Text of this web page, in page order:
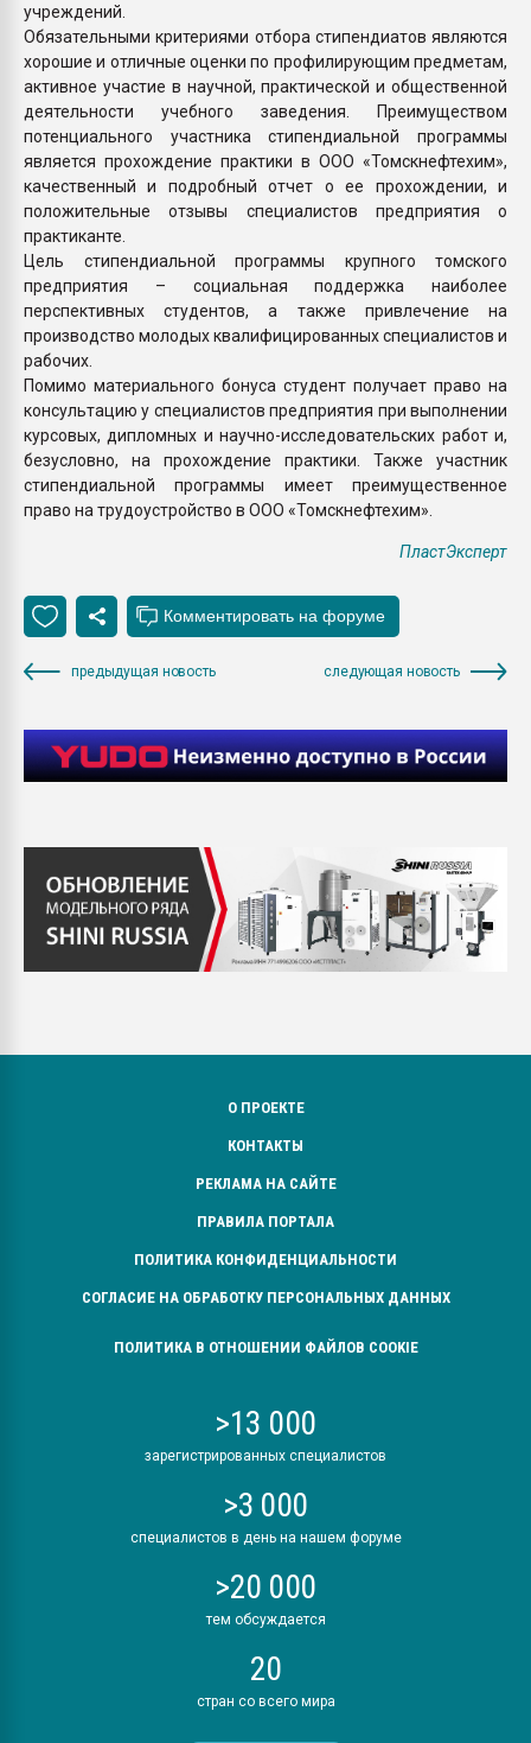
учреждений.
Обязательными критериями отбора стипендиатов являются
хорошие и отличные оценки по профилирующим предметам,
активное участие в научной, практической и общественной
деятельности учебного заведения. Преимуществом
потенциального участника стипендиальной программы
является прохождение практики в ООО «Томскнефтехим»,
качественный и подробный отчет о ее прохождении, и
положительные отзывы специалистов предприятия о
практиканте.
Цель стипендиальной программы крупного томского
предприятия – социальная поддержка наиболее
перспективных студентов, а также привлечение на
производство молодых квалифицированных специалистов и
рабочих.
Помимо материального бонуса студент получает право на
консультацию у специалистов предприятия при выполнении
курсовых, дипломных и научно-исследовательских работ и,
безусловно, на прохождение практики. Также участник
стипендиальной программы имеет преимущественное
право на трудоустройство в ООО «Томскнефтехим».
ПластЭксперт
предыдущая новость следующая новость
О ПРОЕКТЕ
КОНТАКТЫ
РЕКЛАМА НА САЙТЕ
ПРАВИЛА ПОРТАЛА
ПОЛИТИКА КОНФИДЕНЦИАЛЬНОСТИ
СОГЛАСИЕ НА ОБРАБОТКУ ПЕРСОНАЛЬНЫХ ДАННЫХ
ПОЛИТИКА В ОТНОШЕНИИ ФАЙЛОВ COOKIE
>13 000
зарегистрированных специалистов
>3 000
специалистов в день на нашем форуме
>20 000
тем обсуждается
20
стран со всего мира